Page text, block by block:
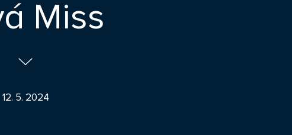
Miss
12. 5. 2024